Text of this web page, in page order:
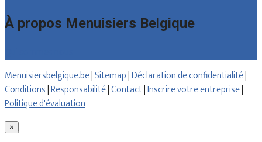
À propos Menuisiers Belgique
Menuisiersbelgique.be|Sitemap|Déclaration de confidentialité|
Conditions|Responsabilité|Contact|Inscrire votre entreprise|
Politique d'évaluation
×